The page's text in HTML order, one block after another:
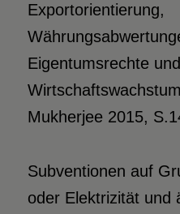
Exportorientierung,
Eigentumsrechte
Mukherjee 2015,
Subventionen auf
oder Elektrizität und